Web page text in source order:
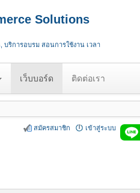
Solutions
บริการอบรม สอนการใช้งาน เวลา
เว็บบอร์ด ติดต่อเรา
เข้าสู่ระบบ
สมัครสมาชิก